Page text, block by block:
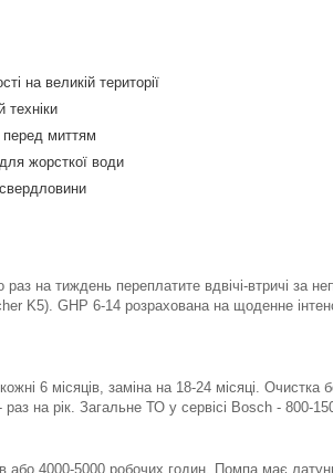
на великій території
техніки
перед миттям
жорсткої води
на тиждень переплатите вдвічі-втричі за
K5). GHP 6-14 розрахована на щоденне
6 місяців, заміна на 18-24 місяці. Очистка
на рік. Загальне ТО у сервісі Bosch - 800-
або 4000-5000 робочих годин. Помпа має